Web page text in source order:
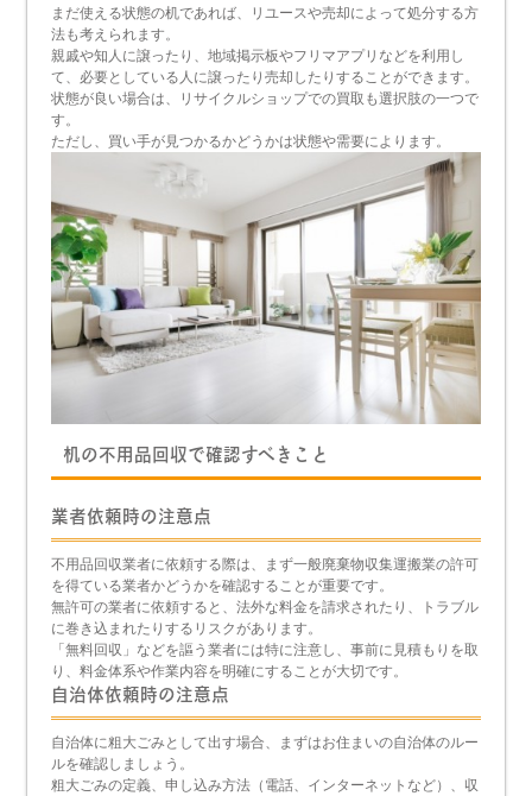
まだ使える状態の机であれば、リユースや売却によって処分する方
法も考えられます。
親戚や知人に譲ったり、地域掲示板やフリマアプリなどを利用し
て、必要としている人に譲ったり売却したりすることができます。
状態が良い場合は、リサイクルショップでの買取も選択肢の一つで
す。
ただし、買い手が見つかるかどうかは状態や需要によります。
机の不用品回収で確認すべきこと
業者依頼時の注意点
不用品回収業者に依頼する際は、まず一般廃棄物収集運搬業の許可
を得ている業者かどうかを確認することが重要です。
無許可の業者に依頼すると、法外な料金を請求されたり、トラブル
に巻き込まれたりするリスクがあります。
「無料回収」などを謳う業者には特に注意し、事前に見積もりを取
り、料金体系や作業内容を明確にすることが大切です。
自治体依頼時の注意点
自治体に粗大ごみとして出す場合、まずはお住まいの自治体のルー
ルを確認しましょう。
粗大ごみの定義、申し込み方法（電話、インターネットなど）、収